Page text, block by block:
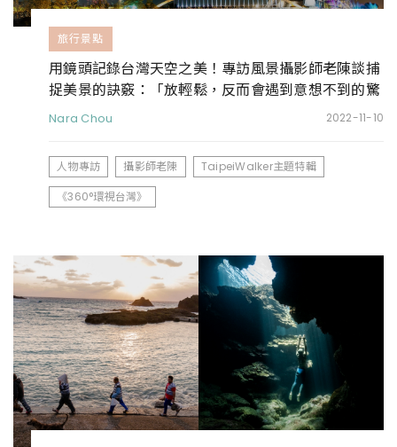
旅行景點
用鏡頭記錄台灣天空之美！專訪風景攝影師老陳談捕
捉美景的訣竅：「放輕鬆，反而會遇到意想不到的驚
喜。」
Nara Chou 2022-11-10
人物專訪 攝影師老陳
TaipeiWalker主題特輯
《360°環視台灣》